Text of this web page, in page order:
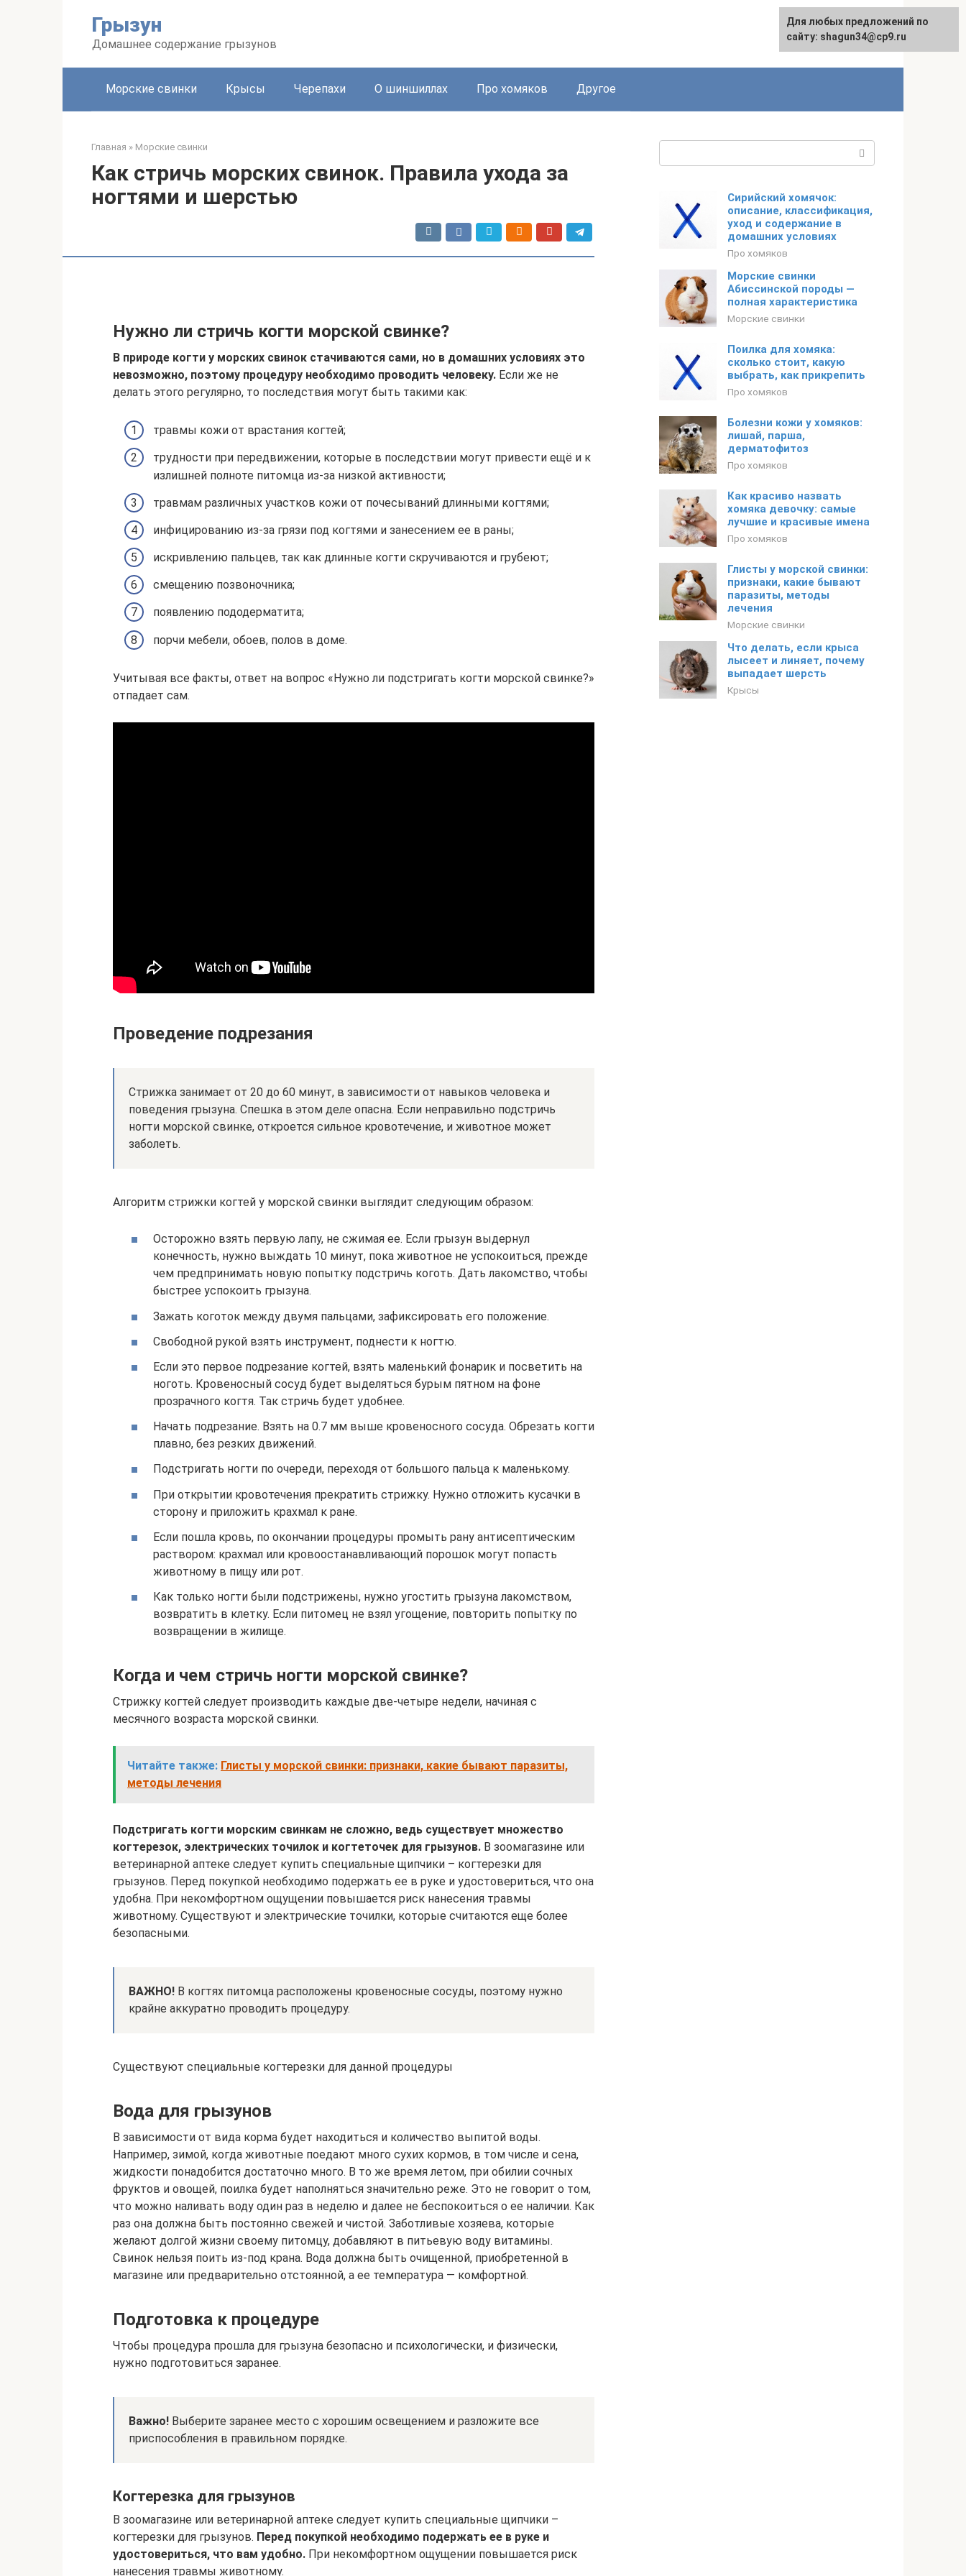
Грызун
Домашнее содержание грызунов
Морские свинки Крысы Черепахи О шиншиллах Про хомяков Другое
Главная » Морские свинки
Как стричь морских свинок. Правила ухода за
ногтями и шерстью
Нужно ли стричь когти морской свинке?
В природе когти у морских свинок стачиваются сами, но в домашних условиях это
невозможно, поэтому процедуру необходимо проводить человеку. Если же не
делать этого регулярно, то последствия могут быть такими как:
травмы кожи от врастания когтей;
трудности при передвижении, которые в последствии могут привести ещё и к
излишней полноте питомца из-за низкой активности;
травмам различных участков кожи от почесываний длинными когтями;
инфицированию из-за грязи под когтями и занесением ее в раны;
искривлению пальцев, так как длинные когти скручиваются и грубеют;
смещению позвоночника;
появлению пододерматита;
порчи мебели, обоев, полов в доме.
Учитывая все факты, ответ на вопрос «Нужно ли подстригать когти морской свинке?»
отпадает сам.
Проведение подрезания
Стрижка занимает от 20 до 60 минут, в зависимости от навыков человека и
поведения грызуна. Спешка в этом деле опасна. Если неправильно подстричь
ногти морской свинке, откроется сильное кровотечение, и животное может
заболеть.
Алгоритм стрижки когтей у морской свинки выглядит следующим образом:
Осторожно взять первую лапу, не сжимая ее. Если грызун выдернул
конечность, нужно выждать 10 минут, пока животное не успокоиться, прежде
чем предпринимать новую попытку подстричь коготь. Дать лакомство, чтобы
быстрее успокоить грызуна.
Зажать коготок между двумя пальцами, зафиксировать его положение.
Свободной рукой взять инструмент, поднести к ногтю.
Если это первое подрезание когтей, взять маленький фонарик и посветить на
ноготь. Кровеносный сосуд будет выделяться бурым пятном на фоне
прозрачного когтя. Так стричь будет удобнее.
Начать подрезание. Взять на 0.7 мм выше кровеносного сосуда. Обрезать когти
плавно, без резких движений.
Подстригать ногти по очереди, переходя от большого пальца к маленькому.
При открытии кровотечения прекратить стрижку. Нужно отложить кусачки в
сторону и приложить крахмал к ране.
Если пошла кровь, по окончании процедуры промыть рану антисептическим
раствором: крахмал или кровоостанавливающий порошок могут попасть
животному в пищу или рот.
Как только ногти были подстрижены, нужно угостить грызуна лакомством,
возвратить в клетку. Если питомец не взял угощение, повторить попытку по
возвращении в жилище.
Когда и чем стричь ногти морской свинке?
Стрижку когтей следует производить каждые две-четыре недели, начиная с
месячного возраста морской свинки.
Читайте также: Глисты у морской свинки: признаки, какие бывают паразиты,
методы лечения
Подстригать когти морским свинкам не сложно, ведь существует множество
когтерезок, электрических точилок и когтеточек для грызунов. В зоомагазине или
ветеринарной аптеке следует купить специальные щипчики – когтерезки для
грызунов. Перед покупкой необходимо подержать ее в руке и удостовериться, что она
удобна. При некомфортном ощущении повышается риск нанесения травмы
животному. Существуют и электрические точилки, которые считаются еще более
безопасными.
ВАЖНО! В когтях питомца расположены кровеносные сосуды, поэтому нужно
крайне аккуратно проводить процедуру.
Существуют специальные когтерезки для данной процедуры
Вода для грызунов
В зависимости от вида корма будет находиться и количество выпитой воды.
Например, зимой, когда животные поедают много сухих кормов, в том числе и сена,
жидкости понадобится достаточно много. В то же время летом, при обилии сочных
фруктов и овощей, поилка будет наполняться значительно реже. Это не говорит о том,
что можно наливать воду один раз в неделю и далее не беспокоиться о ее наличии. Как
раз она должна быть постоянно свежей и чистой. Заботливые хозяева, которые
желают долгой жизни своему питомцу, добавляют в питьевую воду витамины.
Свинок нельзя поить из-под крана. Вода должна быть очищенной, приобретенной в
магазине или предварительно отстоянной, а ее температура — комфортной.
Подготовка к процедуре
Чтобы процедура прошла для грызуна безопасно и психологически, и физически,
нужно подготовиться заранее.
Важно! Выберите заранее место с хорошим освещением и разложите все
приспособления в правильном порядке.
Когтерезка для грызунов
В зоомагазине или ветеринарной аптеке следует купить специальные щипчики –
когтерезки для грызунов. Перед покупкой необходимо подержать ее в руке и
удостовериться, что вам удобно. При некомфортном ощущении повышается риск
нанесения травмы животному.
Сирийский хомячок:
описание, классификация,
уход и содержание в
домашних условиях
Про хомяков
Морские свинки
Абиссинской породы —
полная характеристика
Морские свинки
Поилка для хомяка:
сколько стоит, какую
выбрать, как прикрепить
Про хомяков
Болезни кожи у хомяков:
лишай, парша,
дерматофитоз
Про хомяков
Как красиво назвать
хомяка девочку: самые
лучшие и красивые имена
Про хомяков
Глисты у морской свинки:
признаки, какие бывают
паразиты, методы
лечения
Морские свинки
Что делать, если крыса
лысеет и линяет, почему
выпадает шерсть
Крысы
Для любых предложений по
сайту: shagun34@cp9.ru